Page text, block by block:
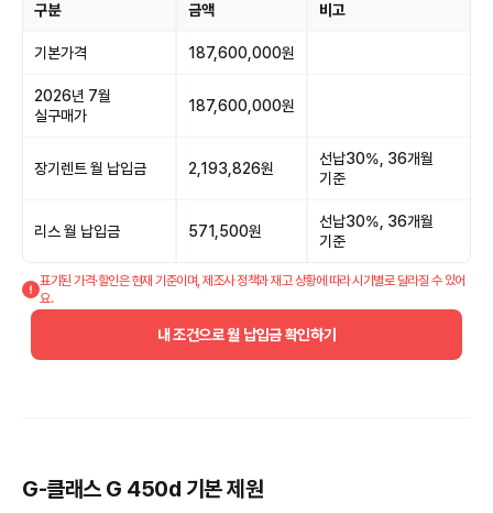
구분 금액 비고
기본가격 187,600,000원
2026년 7월
실구매가
187,600,000원
장기렌트 월 납입금 2,193,826원
선납30%, 36개월
기준
리스 월 납입금 571,500원
선납30%, 36개월
기준
표기된 가격·할인은 현재 기준이며, 제조사 정책과 재고 상황에 따라 시기별로 달라질 수 있어
요.
내 조건으로 월 납입금 확인하기
G-클래스 G 450d 기본 제원